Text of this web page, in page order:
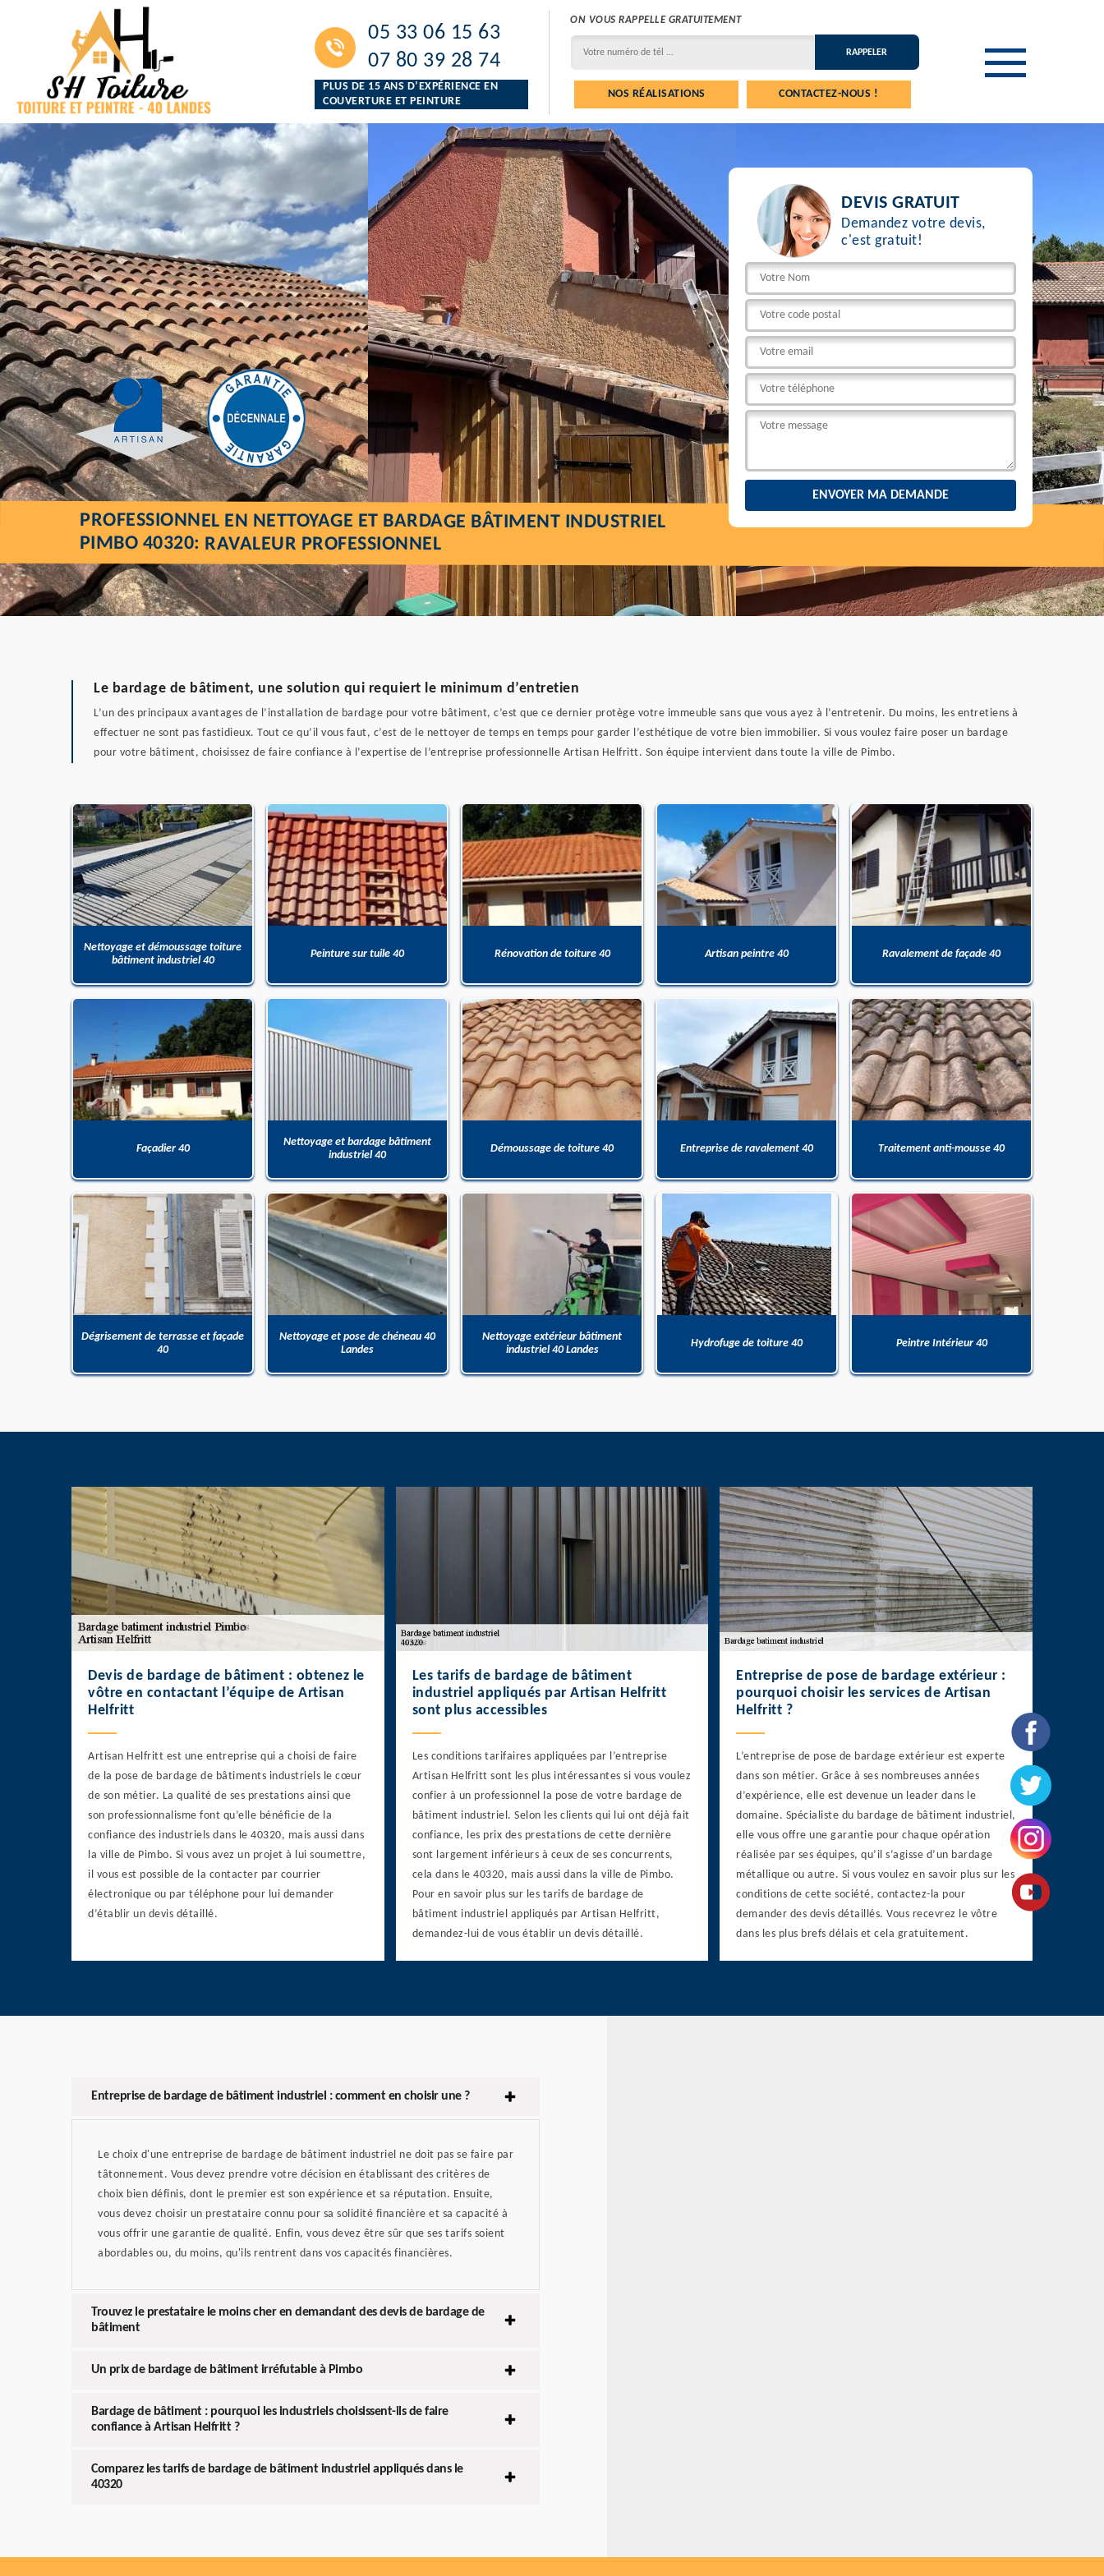
05 33 06 15 63
07 80 39 28 74
PLUS DE 15 ANS D’EXPÉRIENCE EN
COUVERTURE ET PEINTURE
ON VOUS RAPPELLE GRATUITEMENT
NOS RÉALISATIONS CONTACTEZ-NOUS !
DEVIS GRATUIT
Demandez votre devis,
c'est gratuit!
PROFESSIONNEL EN NETTOYAGE ET BARDAGE BÂTIMENT INDUSTRIEL
PIMBO 40320: RAVALEUR PROFESSIONNEL
Le bardage de bâtiment, une solution qui requiert le minimum d’entretien
L’un des principaux avantages de l’installation de bardage pour votre bâtiment, c’est que ce dernier protège votre immeuble sans que vous ayez à l’entretenir. Du moins, les entretiens à
effectuer ne sont pas fastidieux. Tout ce qu’il vous faut, c’est de le nettoyer de temps en temps pour garder l’esthétique de votre bien immobilier. Si vous voulez faire poser un bardage
pour votre bâtiment, choisissez de faire confiance à l’expertise de l’entreprise professionnelle Artisan Helfritt. Son équipe intervient dans toute la ville de Pimbo.
Nettoyage et démoussage toiture
bâtiment industriel 40
Peinture sur tuile 40 Rénovation de toiture 40 Artisan peintre 40 Ravalement de façade 40
Façadier 40
Nettoyage et bardage bâtiment
industriel 40
Démoussage de toiture 40 Entreprise de ravalement 40 Traitement anti-mousse 40
Dégrisement de terrasse et façade
40
Nettoyage et pose de chéneau 40
Landes
Nettoyage extérieur bâtiment
industriel 40 Landes
Hydrofuge de toiture 40 Peintre Intérieur 40
Devis de bardage de bâtiment : obtenez le
vôtre en contactant l’équipe de Artisan
Helfritt
Artisan Helfritt est une entreprise qui a choisi de faire
de la pose de bardage de bâtiments industriels le cœur
de son métier. La qualité de ses prestations ainsi que
son professionnalisme font qu’elle bénéficie de la
confiance des industriels dans le 40320, mais aussi dans
la ville de Pimbo. Si vous avez un projet à lui soumettre,
il vous est possible de la contacter par courrier
électronique ou par téléphone pour lui demander
d’établir un devis détaillé.
Les tarifs de bardage de bâtiment
industriel appliqués par Artisan Helfritt
sont plus accessibles
Les conditions tarifaires appliquées par l’entreprise
Artisan Helfritt sont les plus intéressantes si vous voulez
confier à un professionnel la pose de votre bardage de
bâtiment industriel. Selon les clients qui lui ont déjà fait
confiance, les prix des prestations de cette dernière
sont largement inférieurs à ceux de ses concurrents,
cela dans le 40320, mais aussi dans la ville de Pimbo.
Pour en savoir plus sur les tarifs de bardage de
bâtiment industriel appliqués par Artisan Helfritt,
demandez-lui de vous établir un devis détaillé.
Entreprise de pose de bardage extérieur :
pourquoi choisir les services de Artisan
Helfritt ?
L’entreprise de pose de bardage extérieur est experte
dans son métier. Grâce à ses nombreuses années
d’expérience, elle est devenue un leader dans le
domaine. Spécialiste du bardage de bâtiment industriel,
elle vous offre une garantie pour chaque opération
réalisée par ses équipes, qu’il s’agisse d’un bardage
métallique ou autre. Si vous voulez en savoir plus sur les
conditions de cette société, contactez-la pour
demander des devis détaillés. Vous recevrez le vôtre
dans les plus brefs délais et cela gratuitement.
Entreprise de bardage de bâtiment industriel : comment en choisir une ?
Le choix d'une entreprise de bardage de bâtiment industriel ne doit pas se faire par
tâtonnement. Vous devez prendre votre décision en établissant des critères de
choix bien définis, dont le premier est son expérience et sa réputation. Ensuite,
vous devez choisir un prestataire connu pour sa solidité financière et sa capacité à
vous offrir une garantie de qualité. Enfin, vous devez être sûr que ses tarifs soient
abordables ou, du moins, qu'ils rentrent dans vos capacités financières.
Trouvez le prestataire le moins cher en demandant des devis de bardage de
bâtiment
Un prix de bardage de bâtiment irréfutable à Pimbo
Bardage de bâtiment : pourquoi les industriels choisissent-ils de faire
confiance à Artisan Helfritt ?
Comparez les tarifs de bardage de bâtiment industriel appliqués dans le
40320